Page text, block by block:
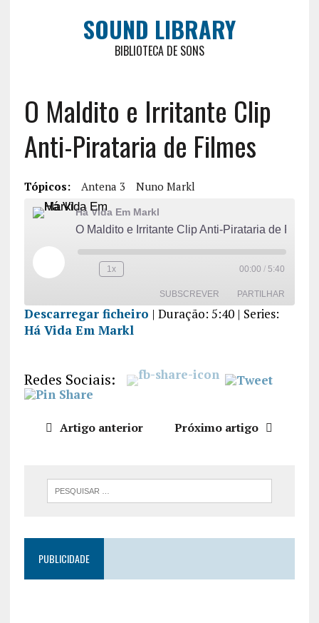
SOUND LIBRARY
BIBLIOTECA DE SONS
O Maldito e Irritante Clip
Anti-Pirataria de Filmes
Tópicos: Antena 3 Nuno Markl
Há Vida Em Markl
O Maldito e Irritante Clip Anti-Pirataria de Filmes
1x 00:00 / 5:40
SUBSCREVER PARTILHAR
PARTILHA
INCORPO
RAR
Descarregar ficheiro | Duração: 5:40| Series:
Há Vida Em Markl
Redes Sociais:
Artigo anterior Próximo artigo
PUBLICIDADE